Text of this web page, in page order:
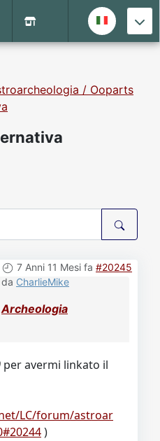
/ Ooparts
7 Anni 11 Mesi fa #20245
da CharlieMike
Archeologia
per avermi linkato il
LC/forum/astroar
)